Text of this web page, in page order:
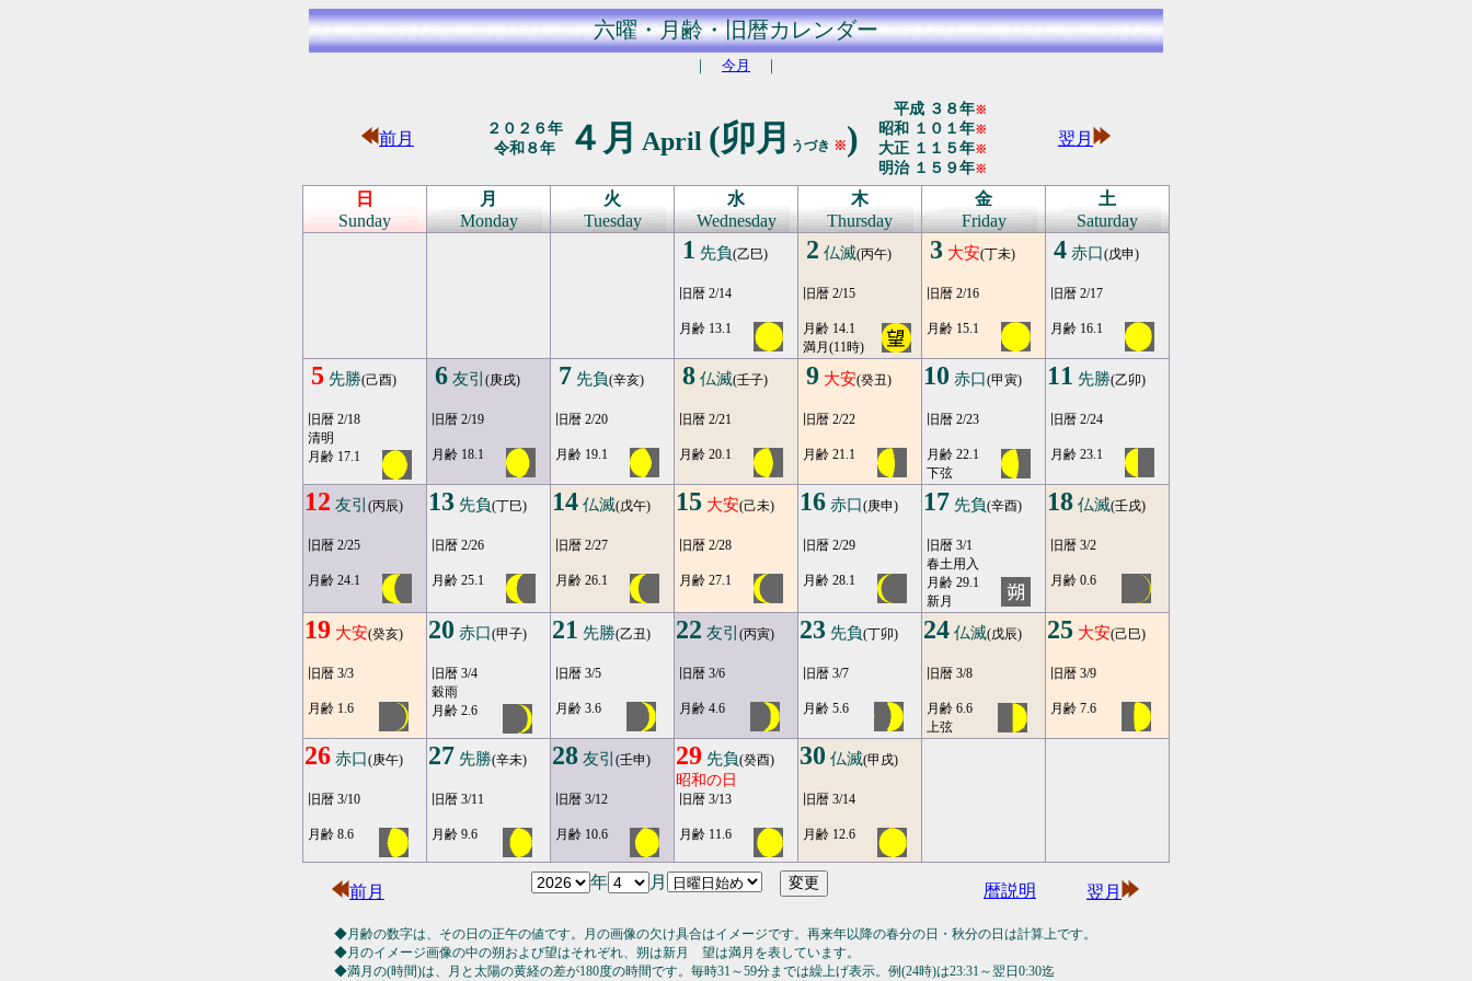
六曜・月齢・旧暦カレンダー
｜ 今月 ｜
前月
２０２６年
令和８年
４月 April (卯月 うづき ※)
平成 ３８年※
昭和 １０１年※
大正 １１５年※
明治 １５９年※
翌月
日
Sunday
月
Monday
火
Tuesday
水
Wednesday
木
Thursday
金
Friday
土
Saturday
1 先負(乙巳)
旧暦 2/14
月齢 13.1
2 仏滅(丙午)
旧暦 2/15
月齢 14.1
満月(11時)
3 大安(丁未)
旧暦 2/16
月齢 15.1
4 赤口(戊申)
旧暦 2/17
月齢 16.1
5 先勝(己酉)
旧暦 2/18
清明
月齢 17.1
6 友引 (庚戌)
旧暦 2/19
月齢 18.1
7 先負(辛亥)
旧暦 2/20
月齢 19.1
8 仏滅(壬子)
旧暦 2/21
月齢 20.1
9 大安(癸丑)
旧暦 2/22
月齢 21.1
10 赤口(甲寅)
旧暦 2/23
月齢 22.1
下弦
11 先勝(乙卯)
旧暦 2/24
月齢 23.1
12 友引 (丙辰)
旧暦 2/25
月齢 24.1
13 先負(丁巳)
旧暦 2/26
月齢 25.1
14 仏滅(戊午)
旧暦 2/27
月齢 26.1
15 大安(己未)
旧暦 2/28
月齢 27.1
16 赤口(庚申)
旧暦 2/29
月齢 28.1
17 先負(辛酉)
旧暦 3/1
春土用入
月齢 29.1
新月
18 仏滅(壬戌)
旧暦 3/2
月齢 0.6
19 大安(癸亥)
旧暦 3/3
月齢 1.6
20 赤口(甲子)
旧暦 3/4
穀雨
月齢 2.6
21 先勝(乙丑)
旧暦 3/5
月齢 3.6
22 友引 (丙寅)
旧暦 3/6
月齢 4.6
23 先負(丁卯)
旧暦 3/7
月齢 5.6
24 仏滅(戊辰)
旧暦 3/8
月齢 6.6
上弦
25 大安(己巳)
旧暦 3/9
月齢 7.6
26 赤口(庚午)
旧暦 3/10
月齢 8.6
27 先勝(辛未)
旧暦 3/11
月齢 9.6
28 友引 (壬申)
旧暦 3/12
月齢 10.6
29 先負(癸酉)
昭和の日
旧暦 3/13
月齢 11.6
30 仏滅(甲戌)
旧暦 3/14
月齢 12.6
前月
年 月 暦説明 翌月
◆月齢の数字は、その日の正午の値です。月の画像の欠け具合はイメージです。再来年以降の春分の日・秋分の日は計算上です。
◆月のイメージ画像の中の朔および望はそれぞれ、朔は新月 望は満月を表しています。
◆満月の(時間)は、月と太陽の黄経の差が180度の時間です。毎時31～59分までは繰上げ表示。例(24時)は23:31～翌日0:30迄